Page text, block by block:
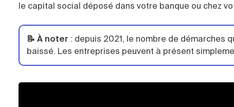
le capital social déposé dans votre banque ou chez
📝 À noter : depuis 2021, le nombre de démarches
baissé. Les entreprises peuvent à présent